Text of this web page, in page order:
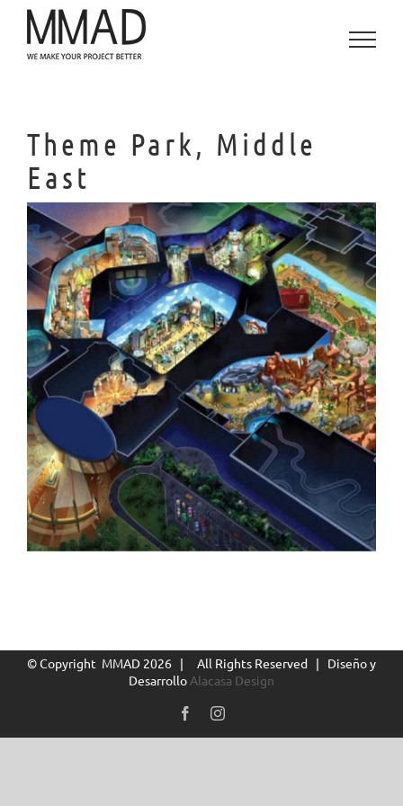
Saltar
contenido
Theme Park, Middle
East
© Copyright MMAD 2026 | All Rights Reserved | Diseño y
Desarrollo Alacasa Design
FacebookInstagram